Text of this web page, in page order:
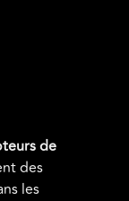
de
des
les